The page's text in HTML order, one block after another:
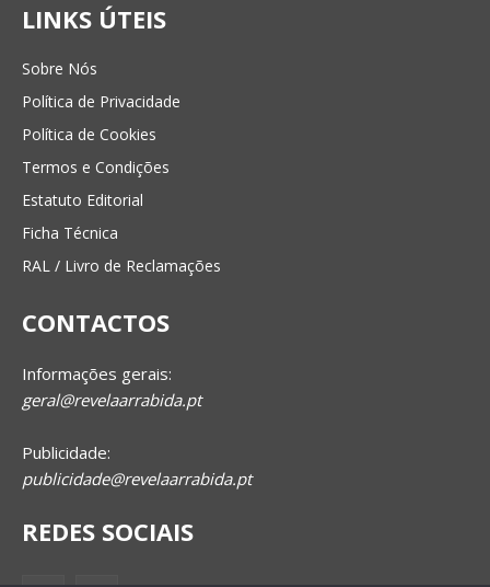
LINKS ÚTEIS
Sobre Nós
Política de Privacidade
Política de Cookies
Termos e Condições
Estatuto Editorial
Ficha Técnica
RAL / Livro de Reclamações
CONTACTOS
Informações gerais:
geral@revelaarrabida.pt
Publicidade:
publicidade@revelaarrabida.pt
REDES SOCIAIS